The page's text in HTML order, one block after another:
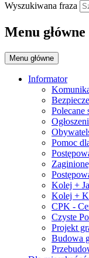
Wyszukiwana fraza
Menu główne
Menu główne
Informator
Polecane
Pomoc
Kolej +
Kolej +
CPK -
Czyste
Projekt
Budowa